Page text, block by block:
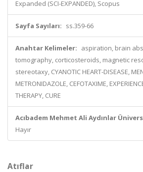
Expanded (SCI-EXPANDED), Scopus
Sayfa Sayıları: ss.359-66
Anahtar Kelimeler: aspiration, brain
tomography, corticosteroids, magnetic
stereotaxy, CYANOTIC HEART-DISEASE,
METRONIDAZOLE, CEFOTAXIME,
THERAPY, CURE
Acıbadem Mehmet Ali Aydınlar
Hayır
Atıflar